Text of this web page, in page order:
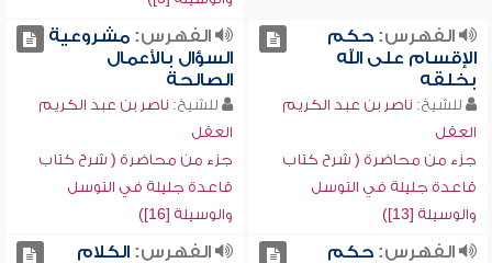
الفهرس:حكم
الإقسام على الله
بخلقه
للشيخ: ناصر بن عبد الكريم
العقل
جزء من محاضرة ( شرح كتاب
قاعدة جليلة في التوسل
والوسيلة [13])
الفهرس:مشروعية
السؤال بالأعمال
الصالحة
للشيخ: ناصر بن عبد الكريم
العقل
جزء من محاضرة ( شرح كتاب
قاعدة جليلة في التوسل
والوسيلة [16])
الفهرس:حكم
الفهرس:الكلام